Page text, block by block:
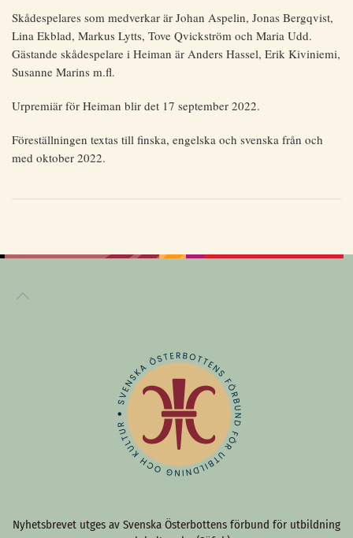
Skådespelares som medverkar är Johan Aspelin, Jonas Bergqvist,
Lina Ekblad, Markus Lytts, Tove Qvickström och Maria Udd.
Gästande skådespelare i Heiman är Anders Hassel, Erik Kiviniemi,
Susanne Marins m.fl.
Urpremiär för Heiman blir det 17 september 2022.
Föreställningen textas till finska, engelska och svenska från och
med oktober 2022.
Nyhetsbrevet utges av Svenska Österbottens förbund för utbildning